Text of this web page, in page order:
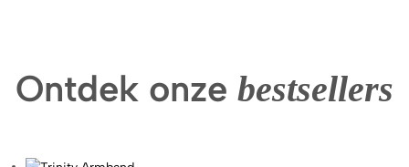
Ontdek onze bestsellers